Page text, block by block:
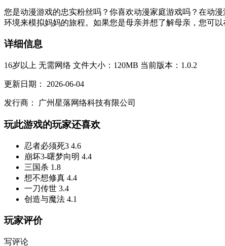
您是动漫游戏的忠实粉丝吗？你喜欢动漫家庭游戏吗？在动
环境来模拟妈妈的旅程。如果您是母亲并想了解母亲，您可
详细信息
16岁以上 无需网络 文件大小：120MB 当前版本：1.0.2
更新日期： 2026-06-04
发行商： 广州星落网络科技有限公司
玩此游戏的玩家还喜欢
忍者必须死3 4.6
崩坏3-曙梦向明 4.4
三国杀 1.8
想不想修真 4.4
一刀传世 3.4
创造与魔法 4.1
玩家评价
写评论